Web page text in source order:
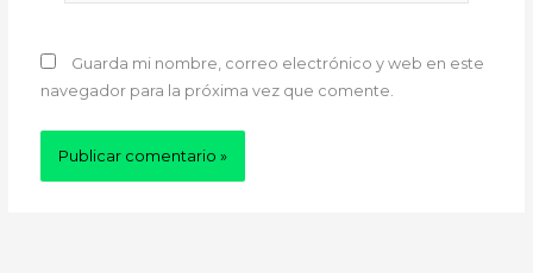
Guarda mi nombre, correo electrónico y web en este
navegador para la próxima vez que comente.